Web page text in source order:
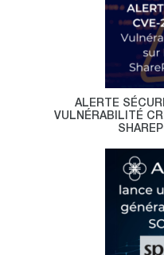
ALERTE
VULNÉRABILITÉ